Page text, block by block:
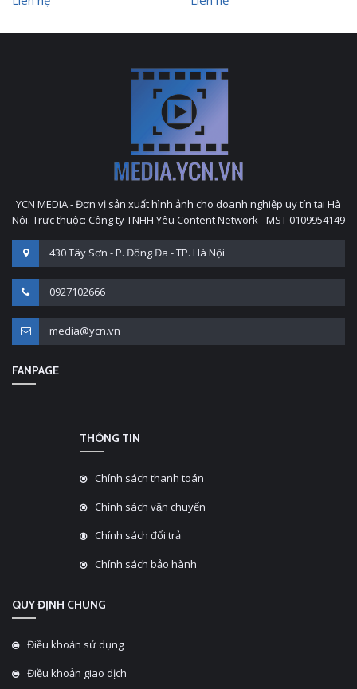
YCN MEDIA - Đơn vị sản xuất hình ảnh cho doanh nghiệp uy tín tại Hà
Nội. Trực thuộc: Công ty TNHH Yêu Content Network - MST 0109954149
430 Tây Sơn - P. Đống Đa - TP. Hà Nội
0927102666
media@ycn.vn
FANPAGE
THÔNG TIN
Chính sách thanh toán
Chính sách vận chuyển
Chính sách đổi trả
Chính sách bảo hành
QUY ĐỊNH CHUNG
Điều khoản sử dụng
Điều khoản giao dịch